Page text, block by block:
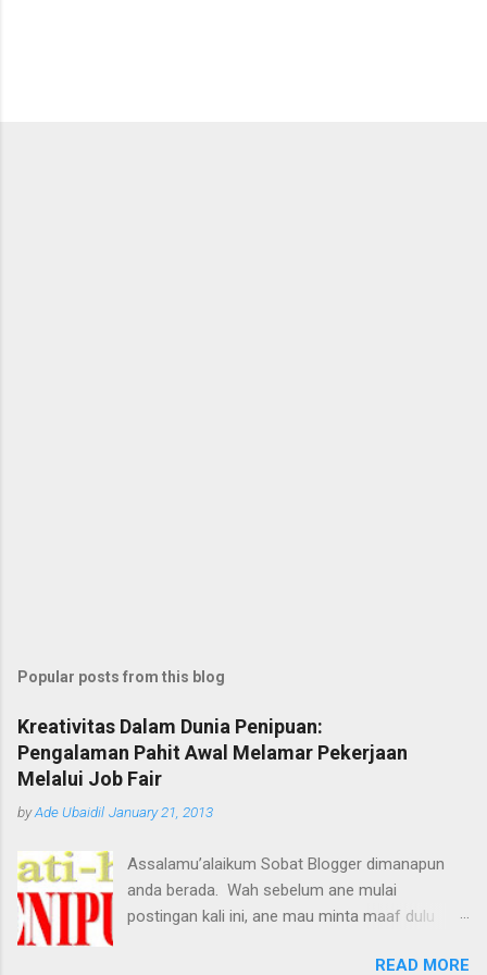
Popular posts from this blog
Kreativitas Dalam Dunia Penipuan:
Pengalaman Pahit Awal Melamar Pekerjaan
Melalui Job Fair
byAde Ubaidil January 21, 2013
Assalamu’alaikum Sobat Blogger dimanapun
anda berada. Wah sebelum ane mulai
postingan kali ini, ane mau minta maaf dulu
baik kok, biar tidak ada lagi korban-korbanREAD MORE